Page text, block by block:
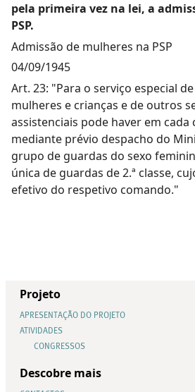
pela primeira vez na lei, a
PSP.
Admissão de mulheres na PSP
04/09/1945
Art. 23: "Para o serviço especial
mulheres e crianças e de outros
assistenciais pode haver em cada
mediante prévio despacho do
grupo de guardas do sexo
única de guardas de 2.ª classe,
efetivo do respetivo comando."
Projeto
APRESENTAÇÃO DO PROJETO
ATIVIDADES
CONGRESSOS
Descobre mais